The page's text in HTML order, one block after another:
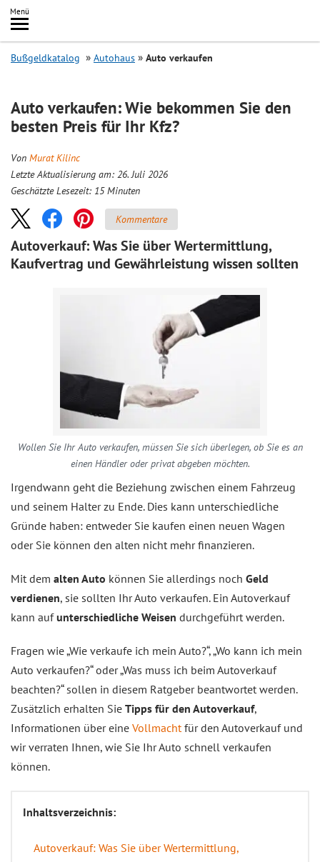
Inhalt
springen
Menü
Search
Bußgeldkatalog Autohaus Auto verkaufen
Auto verkaufen: Wie bekommen Sie den
besten Preis für Ihr Kfz?
Von Murat Kilinc
Letzte Aktualisierung am: 26. Juli 2026
Geschätzte Lesezeit: 15 Minuten
Kommentare
Autoverkauf: Was Sie über Wertermittlung,
Kaufvertrag und Gewährleistung wissen sollten
Wollen Sie Ihr Auto verkaufen, müssen Sie sich überlegen, ob Sie es an
einen Händler oder privat abgeben möchten.
Irgendwann geht die Beziehung zwischen einem Fahrzeug
und seinem Halter zu Ende. Dies kann unterschiedliche
Gründe haben: entweder Sie kaufen einen neuen Wagen
oder Sie können den alten nicht mehr finanzieren.
Mit dem alten Auto können Sie allerdings noch Geld
verdienen, sie sollten Ihr Auto verkaufen. Ein Autoverkauf
kann aufunterschiedliche Weisen durchgeführt werden.
Fragen wie „Wie verkaufe ich mein Auto?“, „Wo kann ich mein
Auto verkaufen?“ oder „Was muss ich beim Autoverkauf
beachten?“ sollen in diesem Ratgeber beantwortet werden.
Zusätzlich erhalten Sie Tipps für den Autoverkauf,
Informationen über eine Vollmachtfür den Autoverkauf und
wir verraten Ihnen, wie Sie Ihr Auto schnell verkaufen
können.
Inhaltsverzeichnis:
Autoverkauf: Was Sie über Wertermittlung,